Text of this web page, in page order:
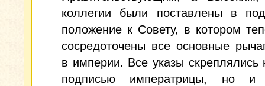
коллегии были поставлены в
положение к Совету, в котором
сосредоточены все основные
в империи. Все указы скреплялись
подписью императрицы, но и